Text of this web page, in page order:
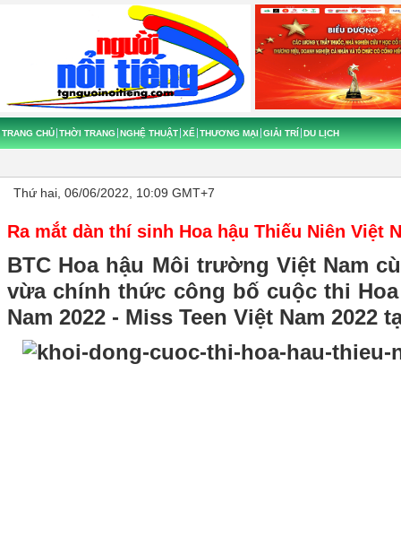
TRANG CHỦ THỜI TRANG NGHỆ THUẬT XẾ THƯƠNG MẠI GIẢI TRÍ DU LỊCH
Thứ hai, 06/06/2022, 10:09 GMT+7
Ra mắt dàn thí sinh Hoa hậu Thiếu Niên Việt
BTC Hoa hậu Môi trường Việt Nam
vừa chính thức công bố cuộc thi
Nam 2022 - Miss Teen Việt Nam 2022